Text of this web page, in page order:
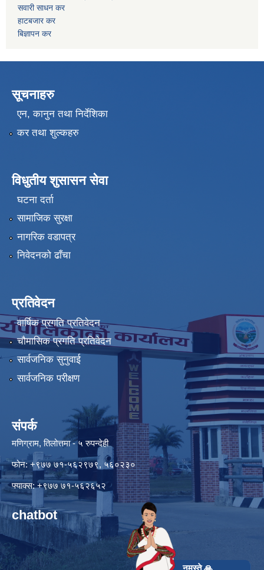
सवारी साधन कर
हाटबजार कर
बिज्ञापन कर
सूचनाहरु
एन, कानुन तथा निर्देशिका
कर तथा शुल्कहरु
विधुतीय शुसासन सेवा
घटना दर्ता
सामाजिक सुरक्षा
नागरिक वडापत्र
निवेदनको ढाँचा
प्रतिवेदन
वार्षिक प्रगति प्रतिवेदन
चौमासिक प्रगति प्रतिवेदन
सार्वजनिक सुनुवाई
सार्वजनिक परीक्षण
संपर्क
मणिग्राम, तिलोत्तमा - ५ रुपन्देही
फोन: +९७७ ७१-५६२९७९, ५६०२३०
फ्याक्स: +९७७ ७१-५६२६५२
chatbot
नमस्ते 🙏